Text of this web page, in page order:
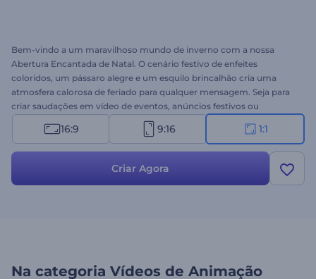
Bem-vindo a um maravilhoso mundo de inverno com a nossa
Abertura Encantada de Natal. O cenário festivo de enfeites
coloridos, um pássaro alegre e um esquilo brincalhão cria uma
atmosfera calorosa de feriado para qualquer mensagem. Seja para
criar saudações em vídeo de eventos, anúncios festivos ou
introduções de feriado, este modelo encantador é a escolha
perfeita. Personalizar seu vídeo é rápido e fácil — carregue seu
16:9 9:16 1:1
Criar Agora
Na categoria Vídeos de Animação